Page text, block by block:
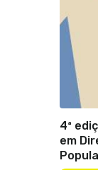
4ª
em